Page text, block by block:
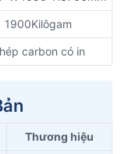
1900Kilôgam
carbon có in
Thương hiệu